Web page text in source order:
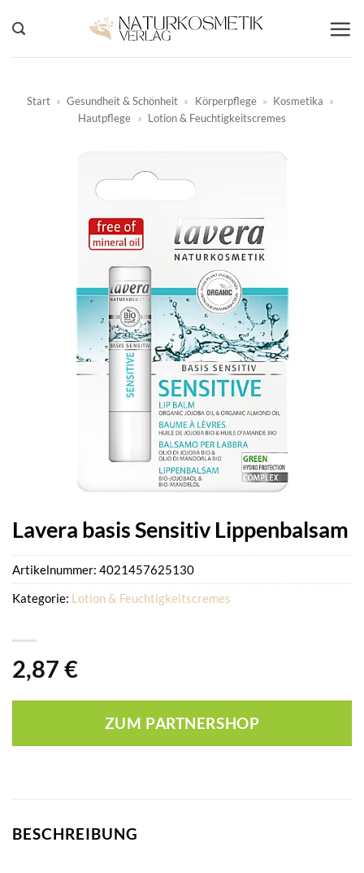
Inhalt
springen
Start » Gesundheit & Schönheit » Körperpflege » Kosmetika »
Hautpflege » Lotion & Feuchtigkeitscremes
Lavera basis Sensitiv Lippenbalsam
2,87 €
ZUM PARTNERSHOP
Artikelnummer: 4021457625130
Kategorie: Lotion & Feuchtigkeitscremes
BESCHREIBUNG